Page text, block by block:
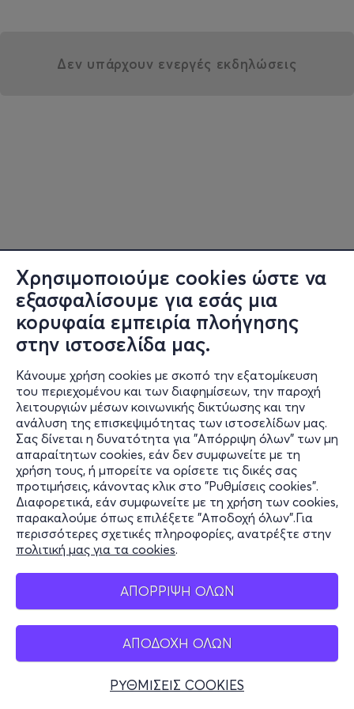
Χρησιμοποιούμε cookies ώστε να
εξασφαλίσουμε για εσάς μια
κορυφαία εμπειρία πλοήγησης
στην ιστοσελίδα μας.
Κάνουμε χρήση cookies με σκοπό την εξατομίκευση
του περιεχομένου και των διαφημίσεων, την παροχή
λειτουργιών μέσων κοινωνικής δικτύωσης και την
ανάλυση της επισκεψιμότητας των ιστοσελίδων μας.
Σας δίνεται η δυνατότητα για "Απόρριψη όλων" των μη
απαραίτητων cookies, εάν δεν συμφωνείτε με τη
χρήση τους, ή μπορείτε να ορίσετε τις δικές σας
προτιμήσεις, κάνοντας κλικ στο "Ρυθμίσεις cookies".
Διαφορετικά, εάν συμφωνείτε με τη χρήση των cookies,
παρακαλούμε όπως επιλέξετε "Αποδοχή όλων".Για
περισσότερες σχετικές πληροφορίες, ανατρέξτε στην
πολιτική μας για τα cookies.
ΑΠΟΡΡΙΨΗ ΟΛΩΝ
ΑΠΟΔΟΧΗ ΟΛΩΝ
ΡΥΘΜΙΣΕΙΣ COOKIES
Δεν υπάρχουν ενεργές εκδηλώσεις